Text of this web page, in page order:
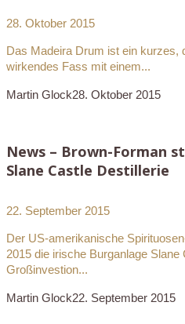
28. Oktober 2015
Das Madeira Drum ist ein kurzes,
wirkendes Fass mit einem...
Martin Glock28. Oktober 2015
News – Brown-Forman
Slane Castle Destillerie
22. September 2015
Der US-amerikanische
2015 die irische Burganlage
Großinvestion...
Martin Glock22. September 2015